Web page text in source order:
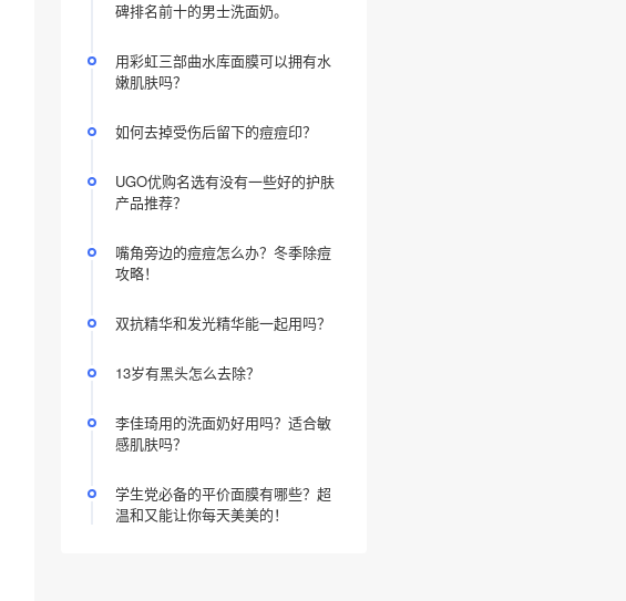
碑排名前十的男士洗面奶。
用彩虹三部曲水库面膜可以拥有水
嫩肌肤吗？
如何去掉受伤后留下的痘痘印？
UGO优购名选有没有一些好的护肤
产品推荐？
嘴角旁边的痘痘怎么办？冬季除痘
攻略！
双抗精华和发光精华能一起用吗？
13岁有黑头怎么去除？
李佳琦用的洗面奶好用吗？适合敏
感肌肤吗？
学生党必备的平价面膜有哪些？超
温和又能让你每天美美的！